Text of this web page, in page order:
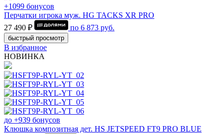
+1099 бонусов
Перчатки игрока муж. HG TACKS XR PRO
27 490 ₽
по 6 873 руб.
быстрый просмотр
В избранное
НОВИНКА
до +939 бонусов
Клюшка композитная дет. HS JETSPEED FT9 PRO BLUE